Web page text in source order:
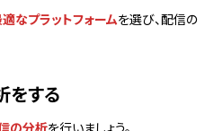
なプラットフォームを選び、配信の
をする
の分析を行いましょう。